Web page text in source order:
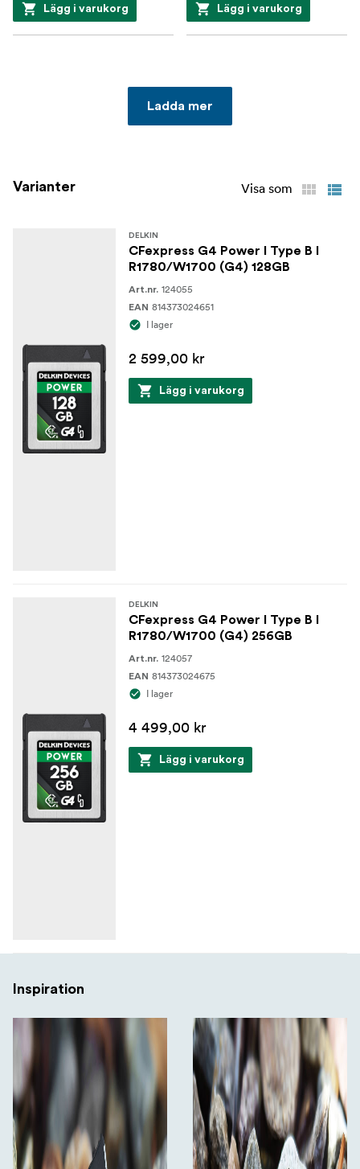
Lägg i varukorg Lägg i varukorg
Ladda mer
Varianter Visa som
DELKIN
CFexpress G4 Power I Type B I
R1780/W1700 (G4) 128GB
Art.nr. 124055
EAN 814373024651
I lager
2 599,00 kr
Lägg i varukorg
DELKIN
CFexpress G4 Power I Type B I
R1780/W1700 (G4) 256GB
Art.nr. 124057
EAN 814373024675
I lager
4 499,00 kr
Lägg i varukorg
Inspiration